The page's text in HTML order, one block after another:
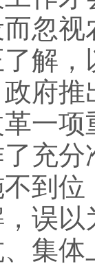
忽
解
府
一
充
到
误
集